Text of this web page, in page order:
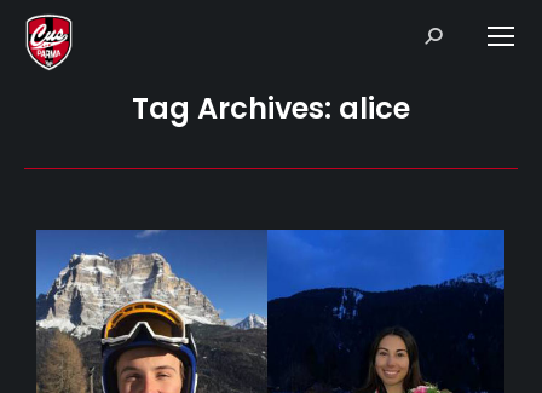
Search:
Tag Archives: alice